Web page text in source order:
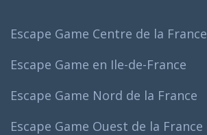
Escape Game Centre de la France
Escape Game en Ile-de-France
Escape Game Nord de la France
Escape Game Ouest de la France